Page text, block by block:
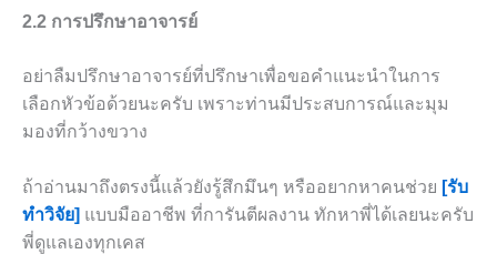
2.2 การปรึกษาอาจารย์
อย่าลืมปรึกษาอาจารย์ที่ปรึกษาเพื่อขอคำแนะนำในการ
เลือกหัวข้อด้วยนะครับ เพราะท่านมีประสบการณ์และมุม
มองที่กว้างขวาง
ถ้าอ่านมาถึงตรงนี้แล้วยังรู้สึกมึนๆ หรืออยากหาคนช่วย [รับ
ทำวิจัย] แบบมืออาชีพ ที่การันตีผลงาน ทักหาพี่ได้เลยนะครับ
พี่ดูแลเองทุกเคส